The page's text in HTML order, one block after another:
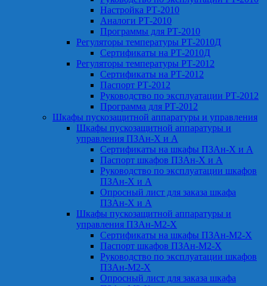
Настройка РТ-2010
Аналоги РТ-2010
Программы для РТ-2010
Регуляторы температуры РТ-2010Д
Сертификаты на РТ-2010Д
Регуляторы температуры РТ-2012
Сертификаты на РТ-2012
Паспорт РТ-2012
Руководство по эксплуатации РТ-2012
Программа для РТ-2012
Шкафы пускозащитной аппаратуры и управления
Шкафы пускозащитной аппаратуры и
управления ПЗАн-Х и А
Сертификаты на шкафы ПЗАн-Х и А
Паспорт шкафов ПЗАн-Х и А
Руководство по эксплуатации шкафов
ПЗАн-Х и А
Опросный лист для заказа шкафа
ПЗАн-Х и А
Шкафы пускозащитной аппаратуры и
управления ПЗАн-М2-Х
Сертификаты на шкафы ПЗАн-М2-Х
Паспорт шкафов ПЗАн-М2-Х
Руководство по эксплуатации шкафов
ПЗАн-М2-Х
Опросный лист для заказа шкафа